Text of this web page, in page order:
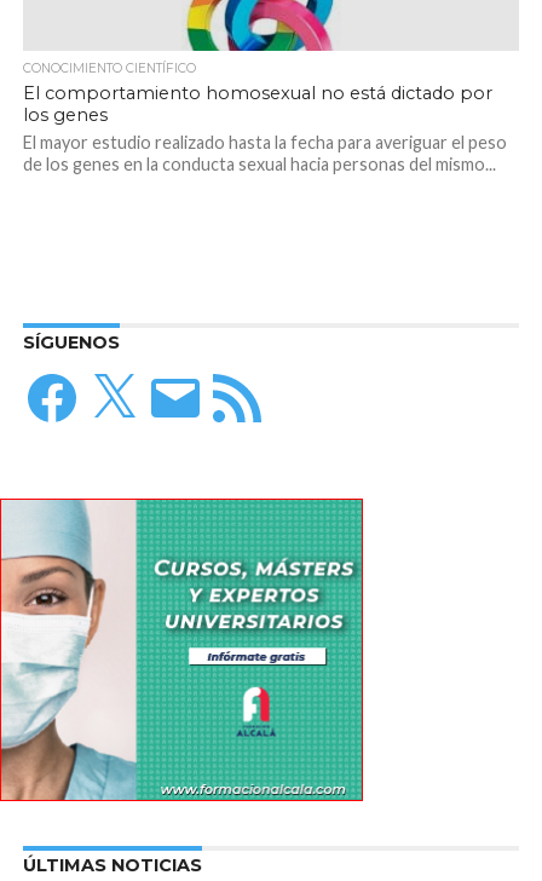
CONOCIMIENTO CIENTÍFICO
El comportamiento homosexual no está dictado por
los genes
El mayor estudio realizado hasta la fecha para averiguar el peso
de los genes en la conducta sexual hacia personas del mismo...
SÍGUENOS
Facebook
X
Correo
electrónico
Feed
RSS
ÚLTIMAS NOTICIAS